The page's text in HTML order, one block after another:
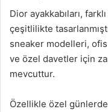
Dior ayakkabıları,
çeşitlilikte
sneaker modelleri, ofis
ve özel davetler için
mevcuttur.
Özellikle özel günlerde,